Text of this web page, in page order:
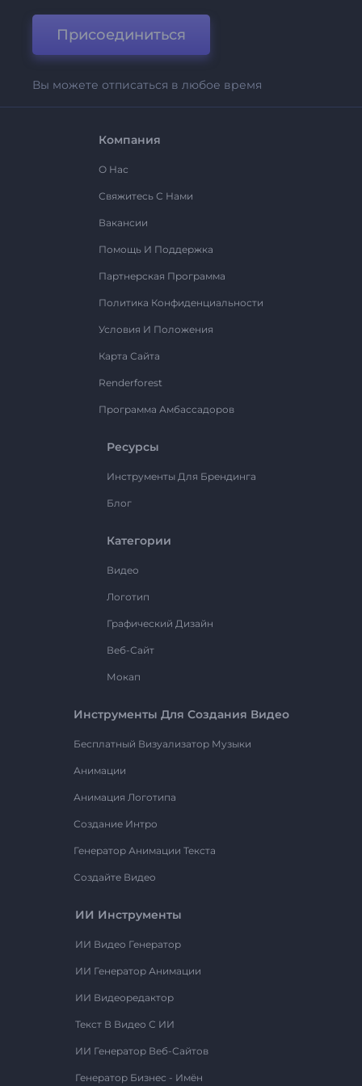
Присоединиться
Вы можете отписаться в любое время
Компания
О Нас
Свяжитесь С Нами
Вакансии
Помощь И Поддержка
Партнерская Программа
Политика Конфиденциальности
Условия И Положения
Карта Сайта
Renderforest
Программа Амбассадоров
Ресурсы
Инструменты Для Брендинга
Блог
Категории
Видео
Логотип
Графический Дизайн
Веб-Сайт
Мокап
Инструменты Для Создания Видео
Бесплатный Визуализатор Музыки
Анимации
Анимация Логотипа
Создание Интро
Генератор Анимации Текста
Создайте Видео
ИИ Инструменты
ИИ Видео Генератор
ИИ Генератор Анимации
ИИ Видеоредактор
Текст В Видео С ИИ
ИИ Генератор Веб-Сайтов
Генератор Бизнес - Имён